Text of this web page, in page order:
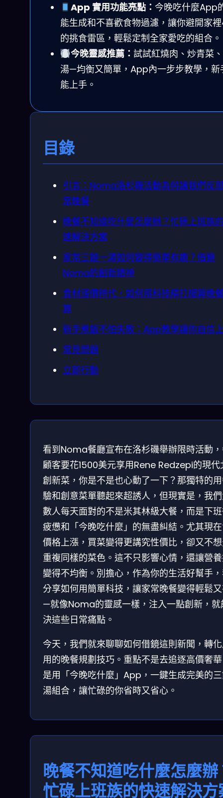
App 實用功能亮點： 今晚吃什麼App
能生成和不喜歡食物過濾，讓你避開家
的挑食雷區，輕鬆定制全家愛吃的組合。
今晚靈感推薦： 試試紅燒肉、炒青菜
湯—均衡又簡單，App內一步步教學，新
能上手。
目錄
引言：Noma洛杉磯活動為何讓我們反
常晚餐
晚餐不知道吃什麼怎麼辦？忙碌上班族
速解決方案
家常三餸一湯如何變得簡單有趣？借鏡
Noma的創新精神
食材漲價時代，如何用科技精打細算晚
算
新手煮飯不怕失敗：App教學讓你自信
常見問題
立即行動
看到Noma餐廳宣布在洛杉磯舉辦限時活動
顧客要花1500美元享用Rene Redzepi的現代
創新菜，你是不是也心動了一下？那獨特的
驗和創意菜單聽起來超誘人，但現實是，我
數人每天面對的不是米其林級大餐，而是下
疲憊和「今晚吃什麼」的無盡糾結。尤其現
價格上漲，買菜變得更講究性價比，卻又不
重複同樣的菜色。這不只影響心情，還讓營
變得不均衡。別擔心，作為你的生活好幫手
分享如何用簡單科技，讓家常晚餐變得輕鬆
—就像Noma的靈感一樣，注入一點創新，就
決這些日常痛點。
今天，我們就來聊聊如何借鏡這則新聞，轉
用的晚餐規劃技巧。重點不是去追逐高價奢
是用「今晚吃什麼」App，一鍵生成完美的
湯組合，讓忙碌的你省時又省心。
晚餐不知道吃什麼怎麼辦
忙碌上班族的快速解決方